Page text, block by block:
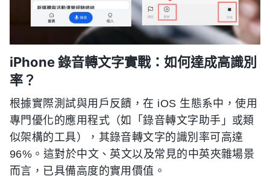
iPhone 錄音轉文字實戰：如何達成高識別
率？
根據實際測試與用戶反饋，在 iOS 生態系中，使用
專門優化的應用程式（如「錄音轉文字助手」或類
似架構的工具），其錄音轉文字的識別率可高達
96%。這對於中文、英文以及常見的中英夾雜場景
而言，已具備高度的實用價值。